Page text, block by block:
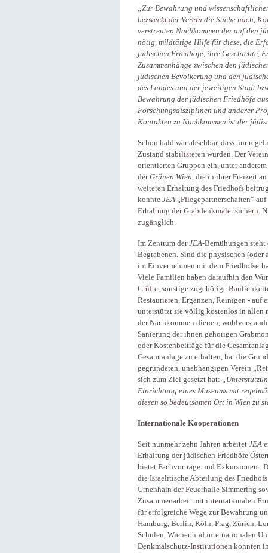
„Zur Bewahrung und
bezweckt der Verein die Suche nach,
verstreuten Nachkommen der auf den
nötig, mildtätige Hilfe für diese, die
jüdischen Friedhöfe, ihre Geschichte,
Zusammenhänge zwischen den
jüdischen Bevölkerung und den
des Landes und der jeweiligen Stadt
Bewahrung der jüdischen Friedhöfe
Forschungsdisziplinen und anderer
Kontakten zu Nachkommen ist der
Schon bald war absehbar, dass nur
Zustand stabilisieren würden. Der
orientierten Gruppen ein, unter
derGrünen Wien, die in ihrer Freizeit
weiteren Erhaltung des Friedhofs
konnte JEA „Pflegepartnerschaften“
Erhaltung der Grabdenkmäler sichern.
zugänglich.
Im Zentrum derJEA-Bemühungen
Begrabenen. Sind die physischen (oder
im Einvernehmen mit dem
Viele Familien haben daraufhin den
Grüfte, sonstige zugehörige
Restaurieren, Ergänzen, Reinigen - auf
unterstützt sie völlig kostenlos in allen
der Nachkommen dienen,
Sanierung der ihnen gehörigen
oder Kostenbeiträge für die
Gesamtanlage zu erhalten, hat die
gegründeten, unabhängigen Verein
sich zum Ziel gesetzt hat:
Einrichtung eines Museums mit
diesen so bedeutsamen Ort in Wien zu
Internationale Kooperationen
Seit nunmehr zehn Jahren arbeitet JEA
Erhaltung der jüdischen Friedhöfe
bietet Fachvorträge und Exkursionen.
die Israelitische Abteilung des
Urnenhain der Feuerhalle Simmering
Zusammenarbeit mit internationalen
für erfolgreiche Wege zur Bewahrung
Hamburg, Berlin, Köln, Prag, Zürich,
Schulen, Wiener und internationalen
Denkmalschutz-Institutionen konnten